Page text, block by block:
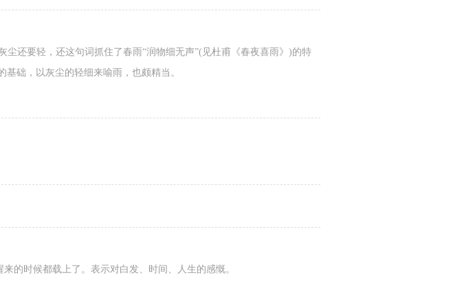
还要轻，还这句词抓住了春雨“润物细无声”(见杜甫《春夜喜雨》)的特
础，以灰尘的轻细来喻雨，也颇精当。
的时候都载上了。表示对白发、时间、人生的感慨。